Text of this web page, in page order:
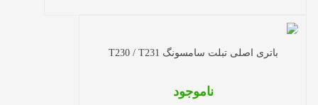
باتری اصلی تبلت سامسونگ T230 / T231
ناموجود